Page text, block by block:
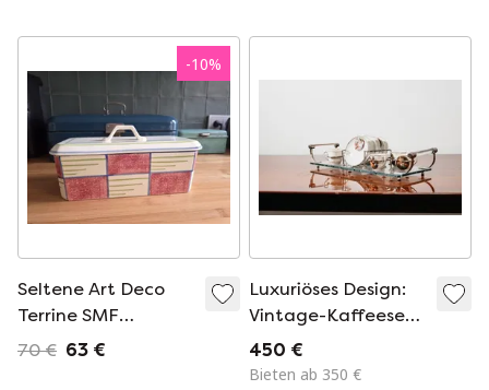
-10%
Seltene Art Deco
Terrine SMF
Schramberg – Dekor
70 € 63 €
Luxuriöses Design:
Vintage-Kaffeeset
von Jean Haviland
aus den 1970er
450 €
Bieten ab 350 €